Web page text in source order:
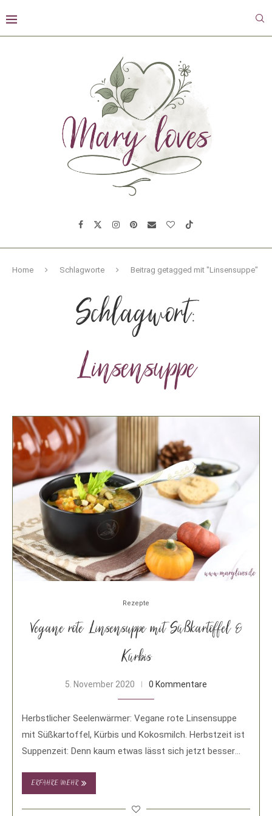
Home Schlagworte Beitrag getagged mit "Linsensuppe"
Schlagwort:
Linsensuppe
Rezepte
Vegane rote Linsensuppe mit Süßkartoffel &
Kürbis
5. November 2020 0 Kommentare
Herbstlicher Seelenwärmer: Vegane rote Linsensuppe
mit Süßkartoffel, Kürbis und Kokosmilch. Herbstzeit ist
Suppenzeit: Denn kaum etwas lässt sich jetzt besser
ERFAHRE MEHR